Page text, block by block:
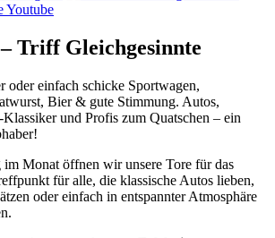
Triff Gleichgesinnte
oder einfach schicke Sportwagen,
Bier & gute Stimmung. Autos,
und Profis zum Quatschen – ein
im Monat öffnen wir unsere Tore für das
für alle, die klassische Autos lieben,
oder einfach in entspannter Atmosphäre